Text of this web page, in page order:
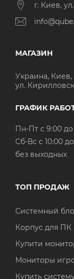
г. Киев,
МАГАЗИН
Украина, Киев,
ул.
ГРАФИК
Пн-Пт с 9:00 до
Cб-Вс с 10:00
без выходных
ТОП ПРОДАЖ
Системный
Корпус для ПК
Купити
Мониторы
Купить